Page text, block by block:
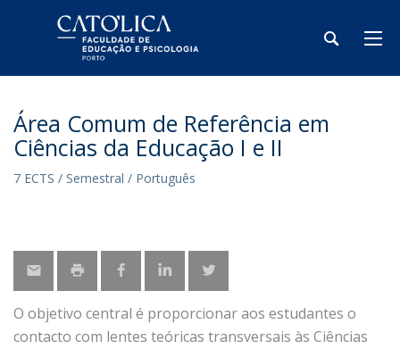
Área Comum de Referência em
Ciências da Educação I e II
7 ECTS / Semestral / Português
O objetivo central é proporcionar aos estudantes o
contacto com lentes teóricas transversais às Ciências